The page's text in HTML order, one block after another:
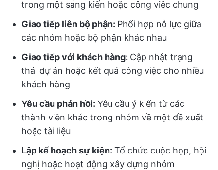
trong một sáng kiến hoặc công việc chung
Giao tiếp liên bộ phận: Phối hợp nỗ lực giữa
các nhóm hoặc bộ phận khác nhau
Giao tiếp với khách hàng: Cập nhật trạng
thái dự án hoặc kết quả công việc cho nhiều
khách hàng
Yêu cầu phản hồi: Yêu cầu ý kiến từ các
thành viên khác trong nhóm về một đề xuất
hoặc tài liệu
Lập kế hoạch sự kiện: Tổ chức cuộc họp, hội
nghị hoặc hoạt động xây dựng nhóm